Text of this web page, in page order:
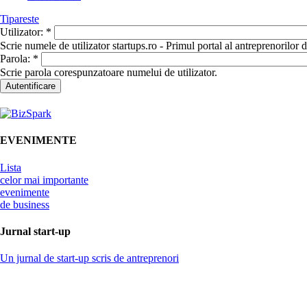
Tipareste
Utilizator: *
Scrie numele de utilizator startups.ro - Primul portal al antreprenorilor
Parola: *
Scrie parola corespunzatoare numelui de utilizator.
EVENIMENTE
Lista
celor mai importante
evenimente
de business
Jurnal start-up
Un jurnal de start-up scris de antreprenori